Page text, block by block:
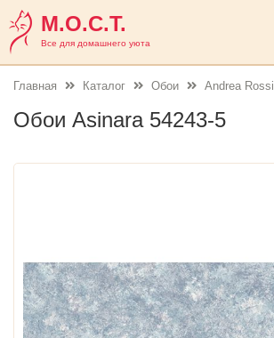
М.О.С.Т.
Все для домашнего уюта
Главная Каталог Обои Andrea Rossi
Обои Asinara 54243-5